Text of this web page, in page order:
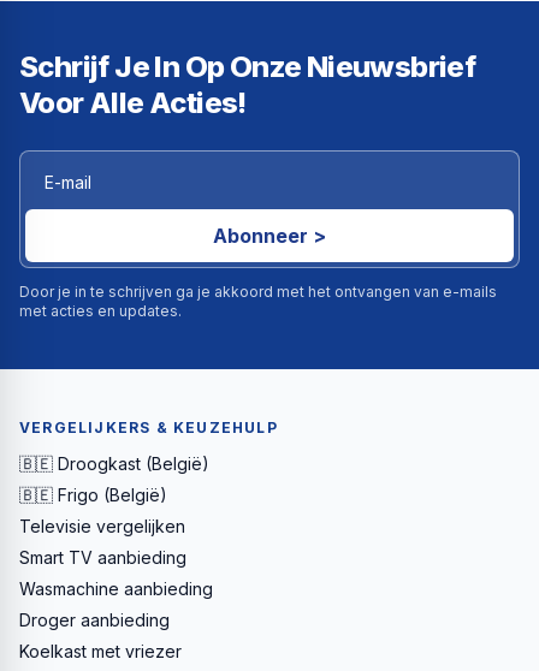
Schrijf Je In Op Onze Nieuwsbrief
Voor Alle Acties!
Abonneer >
Door je in te schrijven ga je akkoord met het ontvangen van e-mails
met acties en updates.
VERGELIJKERS & KEUZEHULP
🇧🇪 Droogkast (België)
🇧🇪 Frigo (België)
Televisie vergelijken
Smart TV aanbieding
Wasmachine aanbieding
Droger aanbieding
Koelkast met vriezer